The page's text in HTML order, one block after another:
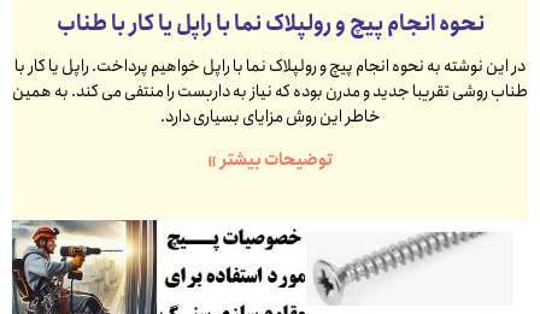
نحوه انجام پیچ و رولپلاک نما با راپل یا کار با طناب
در این نوشته به نحوه انجام پیچ و رولپلاک نما با راپل خواهیم پرداخت. راپل یا کار با
طناب روشی تقریبا جدید و مدرن بوده که نیاز به داربست را منتفی می کند. به همین
خاطر این روش مزایای بسیاری دارد.
توضیحات بیشتر »